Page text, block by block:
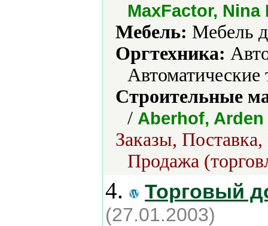
MaxFactor, Nina
Мебель: Мебель
Оргтехника:
Строительные
/ Aberhof,
Заказы,
Продажа
4. Торговый
(27.01.2003)